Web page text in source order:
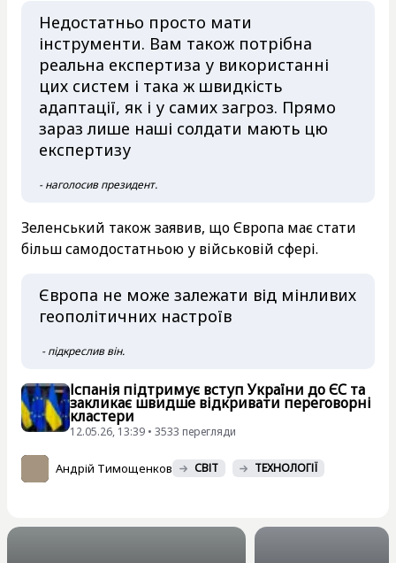
Недостатньо просто мати
інструменти. Вам також потрібна
реальна експертиза у використанні
цих систем і така ж швидкість
адаптації, як і у самих загроз. Прямо
зараз лише наші солдати мають цю
експертизу
- наголосив президент.
Зеленський також заявив, що Європа має стати
більш самодостатньою у військовій сфері.
Європа не може залежати від мінливих
геополітичних настроїв
- підкреслив він.
Іспанія підтримує вступ України до ЄС та
закликає швидше відкривати переговорні
кластери
12.05.26, 13:39 • 3533 перегляди
Андрій Тимощенков СВІТ ТЕХНОЛОГІЇ